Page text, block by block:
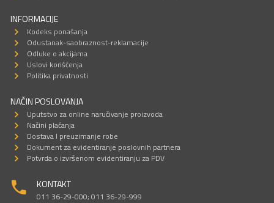
INFORMACIJE
Kodeks ponašanja
Odustanak-saobraznost-reklamacije
Odluke o akcijama
Uslovi korišćenja
Politika privatnosti
NAČIN POSLOVANJA
Uputstvo za online naručivanje proizvoda
Načini plaćanja
Dostava I preuzimanje robe
Dokument za evidentiranje poslovnih partnera
Potvrda o izvršenom evidentiranju za PDV
KONTAKT
011 36-29-000; 011 36-29-999